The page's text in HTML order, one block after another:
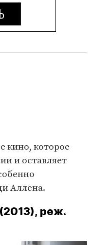
кино, которое
и оставляет
Аллена.
реж.